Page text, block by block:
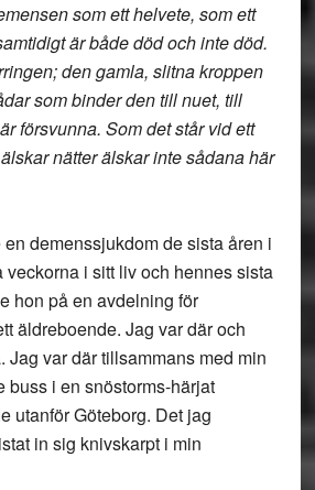
som ett helvete, som ett
är både död och inte död.
den gamla, slitna kroppen
som binder den till nuet, till
försvunna. Som det står vid ett
nätter älskar inte sådana här
demenssjukdom de sista åren i
veckorna i sitt liv och hennes sista
hon på en avdelning för
äldreboende. Jag var där och
Jag var där tillsammans med min
buss i en snöstorms-härjat
utanför Göteborg. Det jag
in sig knivskarpt i min